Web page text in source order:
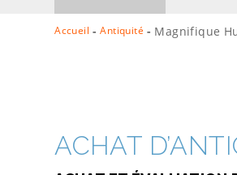
Accueil - Antiquité - Magnifique
ACHAT